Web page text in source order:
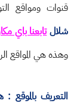
قنوات ومواقع
شلالتابعنا باي
وهذه هي المواقع
التعريف بالموقع